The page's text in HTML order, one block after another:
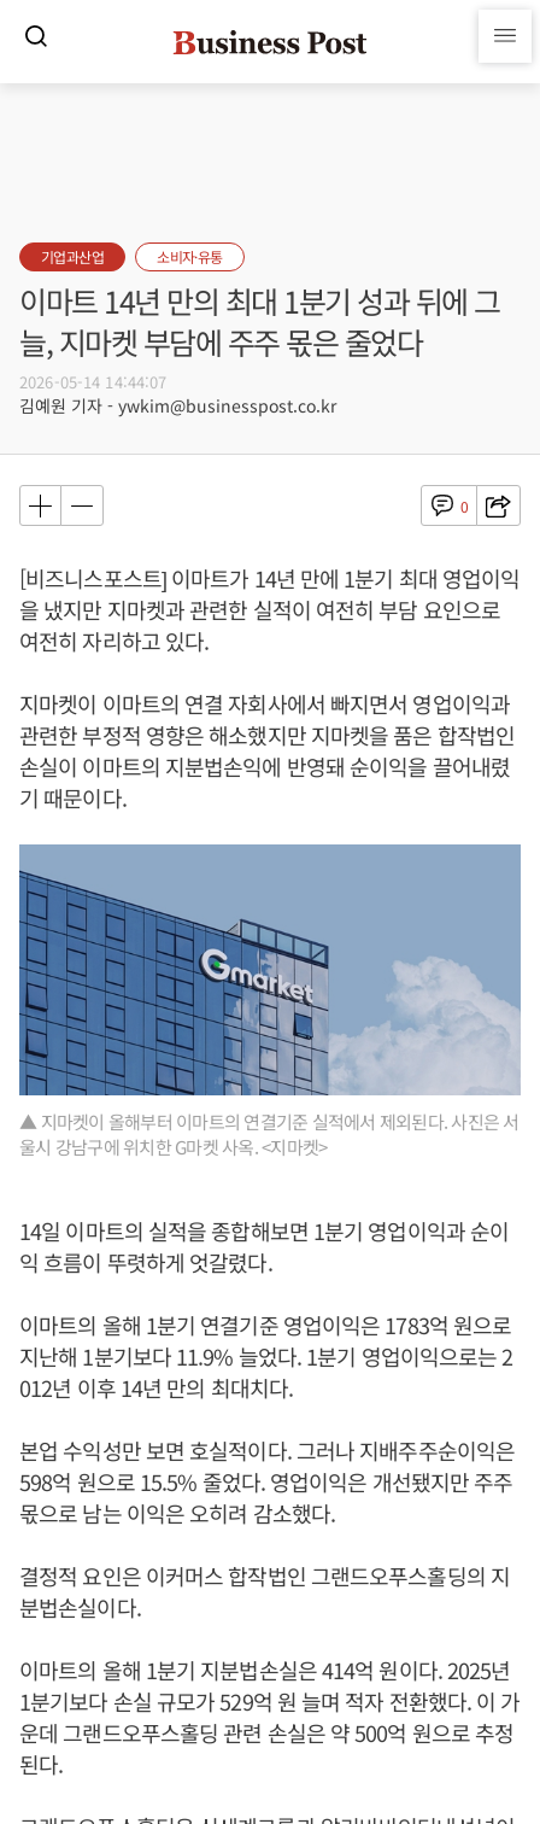
기업과산업 소비자·유통
이마트 14년 만의 최대 1분기 성과 뒤에 그
늘, 지마켓 부담에 주주 몫은 줄었다
2026-05-14 14:44:07
김예원 기자 - ywkim@businesspost.co.kr
0
[비즈니스포스트] 이마트가 14년 만에 1분기 최대 영업이익
을 냈지만 지마켓과 관련한 실적이 여전히 부담 요인으로
여전히 자리하고 있다.
지마켓이 이마트의 연결 자회사에서 빠지면서 영업이익과
관련한 부정적 영향은 해소했지만 지마켓을 품은 합작법인
손실이 이마트의 지분법손익에 반영돼 순이익을 끌어내렸
기 때문이다.
▲ 지마켓이 올해부터 이마트의 연결기준 실적에서 제외된다. 사진은 서
울시 강남구에 위치한 G마켓 사옥. <지마켓>
14일 이마트의 실적을 종합해보면 1분기 영업이익과 순이
익 흐름이 뚜렷하게 엇갈렸다.
이마트의 올해 1분기 연결기준 영업이익은 1783억 원으로
지난해 1분기보다 11.9% 늘었다. 1분기 영업이익으로는 2
012년 이후 14년 만의 최대치다.
본업 수익성만 보면 호실적이다. 그러나 지배주주순이익은
598억 원으로 15.5% 줄었다. 영업이익은 개선됐지만 주주
몫으로 남는 이익은 오히려 감소했다.
결정적 요인은 이커머스 합작법인 그랜드오푸스홀딩의 지
분법손실이다.
이마트의 올해 1분기 지분법손실은 414억 원이다. 2025년
1분기보다 손실 규모가 529억 원 늘며 적자 전환했다. 이 가
운데 그랜드오푸스홀딩 관련 손실은 약 500억 원으로 추정
된다.